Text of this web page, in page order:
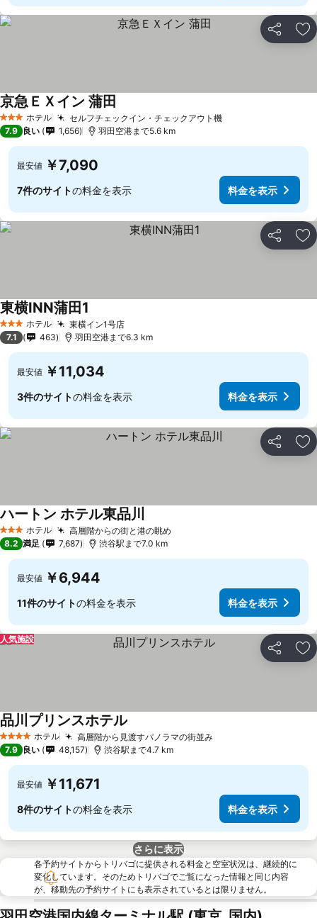
シェア お
3 ホテルのランク
ホテル セルフチェックイン・チェックアウト機
京急ＥＸイン 蒲田
7.9 良い 1,656 羽田空港まで5.6 km
最安値 ￥7,090
7件のサイトの料金を表示 料金を表示
シェア お
3 ホテルのランク
ホテル 東横イン1号店
東横INN蒲田1
7.1 463 羽田空港まで6.3 km
最安値 ￥11,034
3件のサイトの料金を表示 料金を表示
シェア お
3 ホテルのランク
ホテル 高層階からの街と港の眺め
ハートン ホテル東品川
8.2 満足 7,687 渋谷駅まで7.0 km
最安値 ￥6,944
11件のサイトの料金を表示 料金を表示
シェア お
人気施設
4 ホテルのランク
ホテル 高層階から見渡すパノラマの街並み
品川プリンスホテル
7.9 良い 48,157 渋谷駅まで4.7 km
最安値 ￥11,671
8件のサイトの料金を表示 料金を表示
さらに表示
各予約サイトからトリバゴに提供される料金と空室状況は、継続的に
変化しています。そのためトリバゴでご覧になった情報と同じ内容
が、移動先の予約サイトにも表示されているとは限りません。